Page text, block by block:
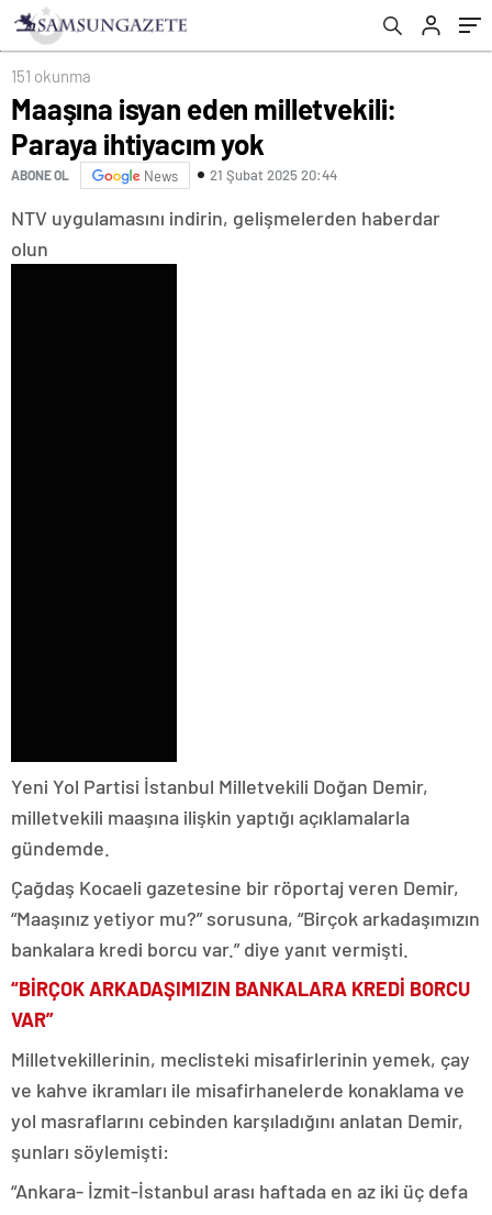
151 okunma
Maaşına isyan eden milletvekili:
Paraya ihtiyacım yok
ABONE OL News 21 Şubat 2025 20:44
NTV uygulamasını indirin, gelişmelerden haberdar
olun
Yeni Yol Partisi İstanbul Milletvekili Doğan Demir,
milletvekili maaşına ilişkin yaptığı açıklamalarla
gündemde.
Çağdaş Kocaeli gazetesine bir röportaj veren Demir,
“Maaşınız yetiyor mu?” sorusuna, “Birçok arkadaşımızın
bankalara kredi borcu var.” diye yanıt vermişti.
“BİRÇOK ARKADAŞIMIZIN BANKALARA KREDİ BORCU
VAR”
Milletvekillerinin, meclisteki misafirlerinin yemek, çay
ve kahve ikramları ile misafirhanelerde konaklama ve
yol masraflarını cebinden karşıladığını anlatan Demir,
şunları söylemişti:
“Ankara- İzmit-İstanbul arası haftada en az iki üç defa